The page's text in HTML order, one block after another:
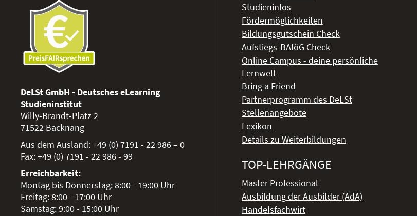
DeLSt GmbH - Deutsches eLearning
Studieninstitut
Willy-Brandt-Platz 2
71522 Backnang
Aus dem Ausland:+49 (0) 7191 - 22 986 – 0
Fax:+49 (0) 7191 - 22 986 - 99
Erreichbarkeit:
Montag bis Donnerstag: 8:00 - 19:00 Uhr
Freitag: 8:00 - 17:00 Uhr
Samstag: 9:00 - 15:00 Uhr
Studieninfos
Fördermöglichkeiten
Bildungsgutschein Check
Aufstiegs-BAföG Check
Online Campus - deine persönliche
Lernwelt
Bring a Friend
Partnerprogramm des DeLSt
Stellenangebote
Lexikon
Details zu Weiterbildungen
TOP-LEHRGÄNGE
Master Professional
Ausbildung der Ausbilder (AdA)
Handelsfachwirt